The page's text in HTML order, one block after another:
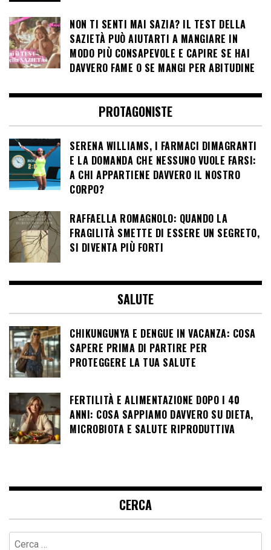
NON TI SENTI MAI SAZIA? IL TEST DELLA
SAZIETÀ PUÒ AIUTARTI A MANGIARE IN
MODO PIÙ CONSAPEVOLE E CAPIRE SE HAI
DAVVERO FAME O SE MANGI PER ABITUDINE
PROTAGONISTE
SERENA WILLIAMS, I FARMACI DIMAGRANTI
E LA DOMANDA CHE NESSUNO VUOLE FARSI:
A CHI APPARTIENE DAVVERO IL NOSTRO
CORPO?
RAFFAELLA ROMAGNOLO: QUANDO LA
FRAGILITÀ SMETTE DI ESSERE UN SEGRETO,
SI DIVENTA PIÙ FORTI
SALUTE
CHIKUNGUNYA E DENGUE IN VACANZA: COSA
SAPERE PRIMA DI PARTIRE PER
PROTEGGERE LA TUA SALUTE
FERTILITÀ E ALIMENTAZIONE DOPO I 40
ANNI: COSA SAPPIAMO DAVVERO SU DIETA,
MICROBIOTA E SALUTE RIPRODUTTIVA
CERCA
Ricerca